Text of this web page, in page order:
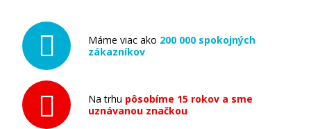
Máme viac ako 200 000 spokojných
zákazníkov
Na trhu pôsobíme 15 rokov a sme
uznávanou značkou